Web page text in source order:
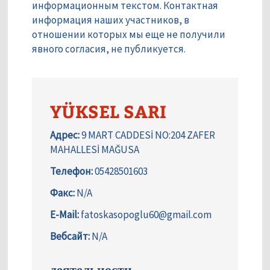
информационным текстом. Контактная
информация наших участников, в
отношении которых мы еще не получили
явного согласия, не публикуется.
YÜKSEL SARI
Адрес:9 MART CADDESİ NO:204 ZAFER
MAHALLESİ MAĞUSA
Телефон:05428501603
Факс:N/A
E-Mail:fatoskasopoglu60@gmail.com
Вебсайт:N/A